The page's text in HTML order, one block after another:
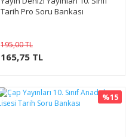
Tarih Pro Soru Bankası
195,00 TL
165,75 TL
%15